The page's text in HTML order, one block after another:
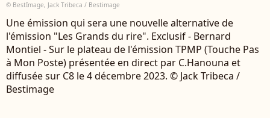
© BestImage, Jack Tribeca / Bestimage
Une émission qui sera une nouvelle alternative de
l'émission "Les Grands du rire". Exclusif - Bernard
Montiel - Sur le plateau de l'émission TPMP (Touche Pas
à Mon Poste) présentée en direct par C.Hanouna et
diffusée sur C8 le 4 décembre 2023. © Jack Tribeca /
Bestimage